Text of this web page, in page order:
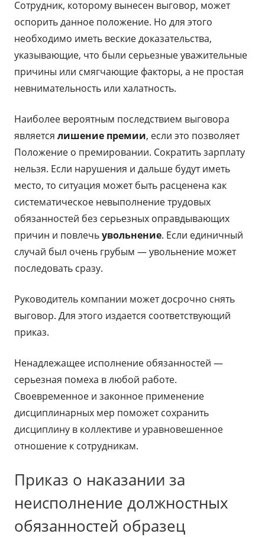
Сотрудник, которому вынесен выговор, может
оспорить данное положение. Но для этого
необходимо иметь веские доказательства,
указывающие, что были серьезные уважительные
причины или смягчающие факторы, а не простая
невнимательность или халатность.
Наиболее вероятным последствием выговора
является лишение премии, если это позволяет
Положение о премировании. Сократить зарплату
нельзя. Если нарушения и дальше будут иметь
место, то ситуация может быть расценена как
систематическое невыполнение трудовых
обязанностей без серьезных оправдывающих
причин и повлечьувольнение. Если единичный
случай был очень грубым — увольнение может
последовать сразу.
Руководитель компании может досрочно снять
выговор. Для этого издается соответствующий
приказ.
Ненадлежащее исполнение обязанностей —
серьезная помеха в любой работе.
Своевременное и законное применение
дисциплинарных мер поможет сохранить
дисциплину в коллективе и уравновешенное
отношение к сотрудникам.
Приказ о наказании за
неисполнение должностных
обязанностей образец